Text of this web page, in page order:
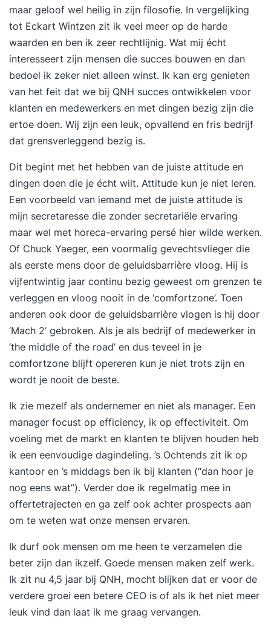
maar geloof wel heilig in zijn filosofie. In vergelijking
tot Eckart Wintzen zit ik veel meer op de harde
waarden en ben ik zeer rechtlijnig. Wat mij écht
interesseert zijn mensen die succes bouwen en dan
bedoel ik zeker niet alleen winst. Ik kan erg genieten
van het feit dat we bij QNH succes ontwikkelen voor
klanten en medewerkers en met dingen bezig zijn die
ertoe doen. Wij zijn een leuk, opvallend en fris bedrijf
dat grensverleggend bezig is.
Dit begint met het hebben van de juiste attitude en
dingen doen die je écht wilt. Attitude kun je niet leren.
Een voorbeeld van iemand met de juiste attitude is
mijn secretaresse die zonder secretariële ervaring
maar wel met horeca-ervaring persé hier wilde werken.
Of Chuck Yaeger, een voormalig gevechtsvlieger die
als eerste mens door de geluidsbarrière vloog. Hij is
vijfentwintig jaar continu bezig geweest om grenzen te
verleggen en vloog nooit in de ‘comfortzone’. Toen
anderen ook door de geluidsbarrière vlogen is hij door
‘Mach 2’ gebroken. Als je als bedrijf of medewerker in
‘the middle of the road’ en dus teveel in je
comfortzone blijft opereren kun je niet trots zijn en
wordt je nooit de beste.
Ik zie mezelf als ondernemer en niet als manager. Een
manager focust op efficiency, ik op effectiviteit. Om
voeling met de markt en klanten te blijven houden heb
ik een eenvoudige dagindeling. ’s Ochtends zit ik op
kantoor en ’s middags ben ik bij klanten (“dan hoor je
nog eens wat”). Verder doe ik regelmatig mee in
offertetrajecten en ga zelf ook achter prospects aan
om te weten wat onze mensen ervaren.
Ik durf ook mensen om me heen te verzamelen die
beter zijn dan ikzelf. Goede mensen maken zelf werk.
Ik zit nu 4,5 jaar bij QNH, mocht blijken dat er voor de
verdere groei een betere CEO is of als ik het niet meer
leuk vind dan laat ik me graag vervangen.